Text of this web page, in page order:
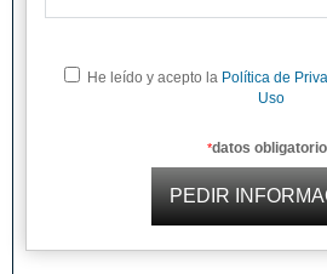
He leído y acepto la Política de
Uso
*datos